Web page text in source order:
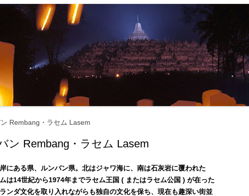
キ
旅の準備 ‐ ビザ・気候・時差 ‐
安全な旅のために ‐ 治安・衛
生 ‐
快適な旅のために ‐ トイレ・
お風呂・虫対策 ‐
マナーとタブー ‐ 服装・たば
環境
お金のこと ‐ 通貨・両替・チ
駅送迎
都市間送迎
ワ
ソ
ト カレンダー
ITAS(KITAS)をお持ちの方へ
学生の方へ
Rembang・ラセム Lasem
ン Rembang・ラセム Lasem
にある県、ルンバン県。北はジャワ海に、南は石灰岩に覆われた
は14世紀から1974年までラセム王国 ( またはラセム公国 ) が在った
ンダ文化を取り入れながらも独自の文化を保ち、現在も趣深い街並